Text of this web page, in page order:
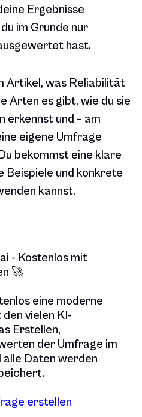
Ergebnisse
im Grunde nur
hast.
Artikel, was Reliabilität
Arten es gibt, wie du sie
erkennst und – am
eigene Umfrage
bekommst eine klare
Beispiele und konkrete
kannst.
- Kostenlos mit
🚀
eine moderne
vielen KI-
Erstellen,
der Umfrage im
alle Daten werden
erstellen